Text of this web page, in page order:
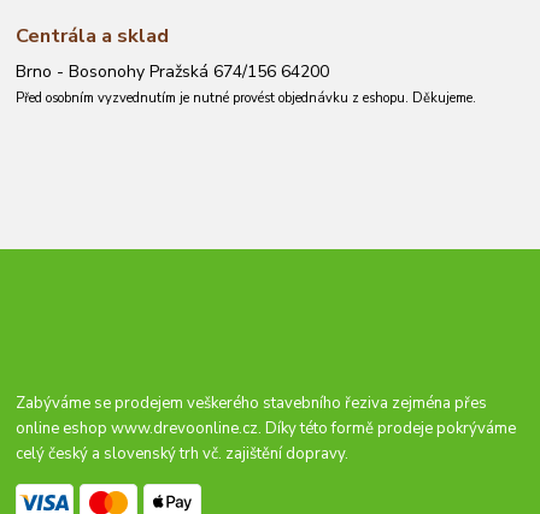
Centrála a sklad
Brno - Bosonohy Pražská 674/156 64200
Před osobním vyzvednutím je nutné provést objednávku z eshopu. Děkujeme.
Zabýváme se prodejem veškerého stavebního řeziva zejména přes
online eshopwww.drevoonline.cz. Díky této formě prodeje pokrýváme
celý český a slovenský trh vč. zajištění dopravy.